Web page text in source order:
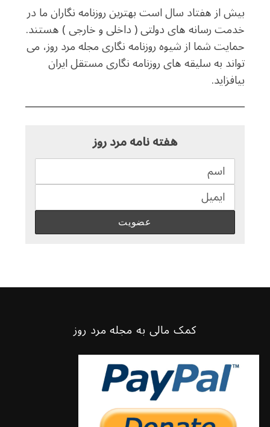
بیش از هفتاد سال است بهترین روزنامه نگاران ما در
خدمت رسانه های دولتی ( داخلی و خارجی ) هستند.
حمایت شما از شیوه روزنامه نگاری مجله مرد روز، می
تواند به سلیقه های روزنامه نگاری مستقل ایران
بیافزاید.
هفته نامه مرد روز
کمک مالی به مجله مرد روز